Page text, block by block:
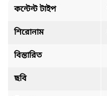
কন্টেন্ট টাইপ
শিরোনাম
বিস্তারিত
ছবি